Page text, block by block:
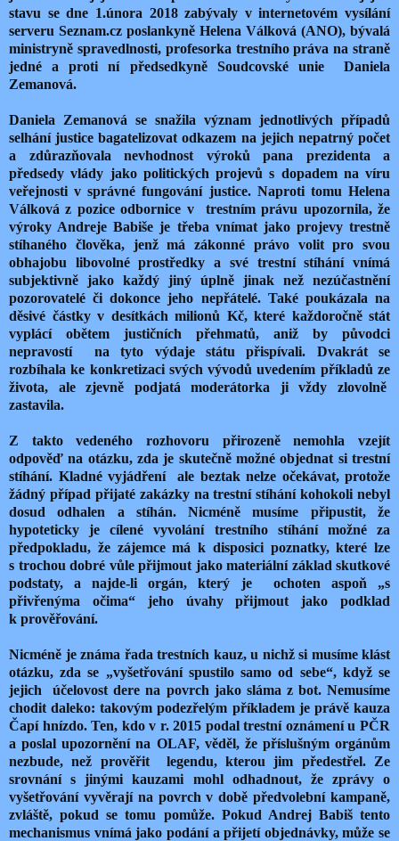
stavu se dne 1.února 2018 zabývaly v internetovém vysílání
serveru Seznam.cz poslankyně Helena Válková (ANO), bývalá
ministryně spravedlnosti, profesorka trestního práva na straně
jedné a proti ní předsedkyně Soudcovské unie Daniela
Zemanová.
Daniela Zemanová se snažila význam jednotlivých případů
selhání justice bagatelizovat odkazem na jejich nepatrný počet
a zdůrazňovala nevhodnost výroků pana prezidenta a
předsedy vlády jako politických projevů s dopadem na víru
veřejnosti v správné fungování justice. Naproti tomu Helena
Válková z pozice odbornice v trestním právu upozornila, že
výroky Andreje Babiše je třeba vnímat jako projevy trestně
stíhaného člověka, jenž má zákonné právo volit pro svou
obhajobu libovolné prostředky a své trestní stíhání vnímá
subjektivně jako každý jiný úplně jinak než nezúčastnění
pozorovatelé či dokonce jeho nepřátelé. Také poukázala na
děsivé částky v desítkách milionů Kč, které každoročně stát
vyplácí obětem justičních přehmatů, aniž by původci
nepravostí na tyto výdaje státu přispívali. Dvakrát se
rozbíhala ke konkretizaci svých vývodů uvedením příkladů ze
života, ale zjevně podjatá moderátorka ji vždy zlovolně
zastavila.
Z takto vedeného rozhovoru přirozeně nemohla vzejít
odpověď na otázku, zda je skutečně možné objednat si trestní
stíhání. Kladné vyjádření ale beztak nelze očekávat, protože
žádný případ přijaté zakázky na trestní stíhání kohokoli nebyl
dosud odhalen a stíhán. Nicméně musíme připustit, že
hypoteticky je cílené vyvolání trestního stíhání možné za
předpokladu, že zájemce má k disposici poznatky, které lze
s trochou dobré vůle přijmout jako materiální základ skutkové
podstaty, a najde-li orgán, který je ochoten aspoň „s
přivřenýma očima“ jeho úvahy přijmout jako podklad
k prověřování.
Nicméně je známa řada trestních kauz, u nichž si musíme klást
otázku, zda se „vyšetřování spustilo samo od sebe“, když se
jejich účelovost dere na povrch jako sláma z bot. Nemusíme
chodit daleko: takovým podezřelým příkladem je právě kauza
Čapí hnízdo. Ten, kdo v r. 2015 podal trestní oznámení u PČR
a poslal upozornění na OLAF, věděl, že příslušným orgánům
nezbude, než prověřit legendu, kterou jim předestřel. Ze
srovnání s jinými kauzami mohl odhadnout, že zprávy o
vyšetřování vyvěrají na povrch v době předvolební kampaně,
zvláště, pokud se tomu pomůže. Pokud Andrej Babiš tento
mechanismus vnímá jako podání a přijetí objednávky, může se